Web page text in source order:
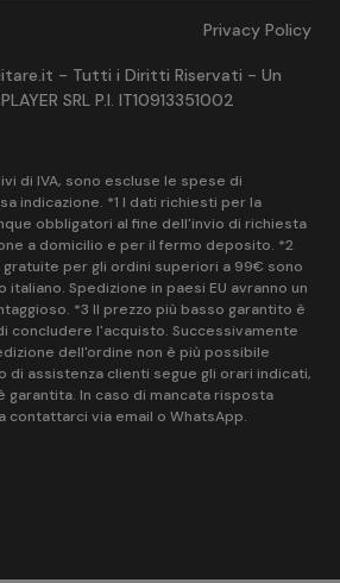
Privacy Policy
- Tutti i Diritti Riservati - Un
SRL P.I. IT10913351002
di IVA, sono escluse le spese di
indicazione. *1 I dati richiesti per la
obbligatori al fine dell'invio di richiesta
a domicilio e per il fermo deposito. *2
per gli ordini superiori a 99€ sono
Spedizione in paesi EU avranno un
*3 Il prezzo più basso garantito è
concludere l'acquisto. Successivamente
dell'ordine non è più possibile
di assistenza clienti segue gli orari indicati,
garantita. In caso di mancata risposta
contattarci via email o WhatsApp.